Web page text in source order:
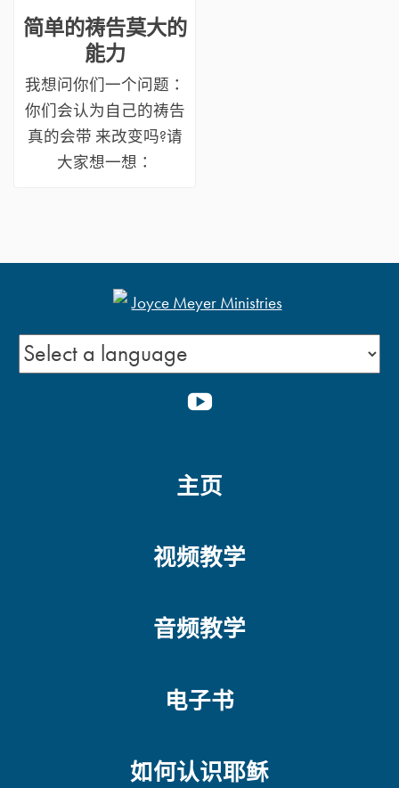
简单的祷告莫大的
能力
我想问你们一个问题：
你们会认为自己的祷告
真的会带 来改变吗?请
大家想一想：
主页
视频教学
音频教学
电子书
如何认识耶稣